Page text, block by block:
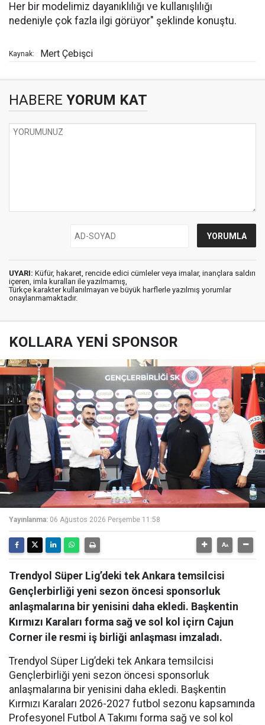
Her bir modelimiz dayanıklılığı ve kullanışlılığı
nedeniyle çok fazla ilgi görüyor" şeklinde konuştu.
Kaynak: Mert Çebişci
HABERE YORUM KAT
UYARI: Küfür, hakaret, rencide edici cümleler veya imalar, inançlara saldırı
içeren, imla kuralları ile yazılmamış,
Türkçe karakter kullanılmayan ve büyük harflerle yazılmış yorumlar
onaylanmamaktadır.
KOLLARA YENİ SPONSOR
Yayınlanma: 06 Ağustos 2026 Perşembe 11:58
Trendyol Süper Lig’deki tek Ankara temsilcisi
Gençlerbirliği yeni sezon öncesi sponsorluk
anlaşmalarına bir yenisini daha ekledi. Başkentin
Kırmızı Karaları forma sağ ve sol kol içirn Cajun
Corner ile resmi iş birliği anlaşması imzaladı.
Trendyol Süper Lig’deki tek Ankara temsilcisi
Gençlerbirliği yeni sezon öncesi sponsorluk
anlaşmalarına bir yenisini daha ekledi. Başkentin
Kırmızı Karaları 2026-2027 futbol sezonu kapsamında
Profesyonel Futbol A Takımı forma sağ ve sol kol